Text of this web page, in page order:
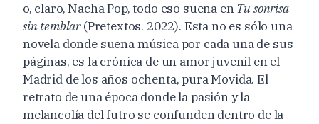
o, claro, Nacha Pop, todo eso suena enTu sonrisa
sin temblar(Pretextos. 2022). Esta no es sólo una
novela donde suena música por cada una de sus
páginas, es la crónica de un amor juvenil en el
Madrid de los años ochenta, pura Movida. El
retrato de una época donde la pasión y la
melancolía del futro se confunden dentro de la